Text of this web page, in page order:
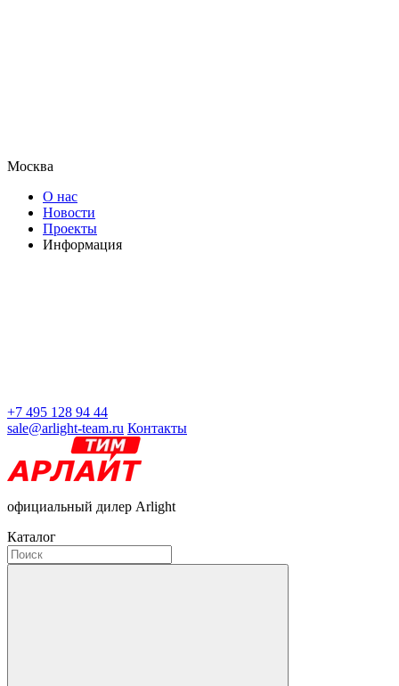
Москва
О нас
Новости
Проекты
Информация
+7 495 128 94 44
sale@arlight-team.ru Контакты
официальный дилер Arlight
Каталог